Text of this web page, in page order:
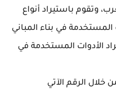
وتقوم باستيراد أنواع
المستخدمة في بناء المباني
الأدوات المستخدمة في
الرقم الآتي